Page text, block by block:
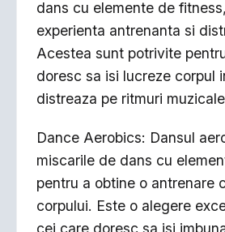
dans cu elemente de
experienta antrenanta si
Acestea sunt potrivite
doresc sa isi lucreze corpul
distreaza pe ritmuri
Dance Aerobics: Dansul
miscarile de dans cu
pentru a obtine o antrenare
corpului. Este o alegere
cei care doresc sa isi